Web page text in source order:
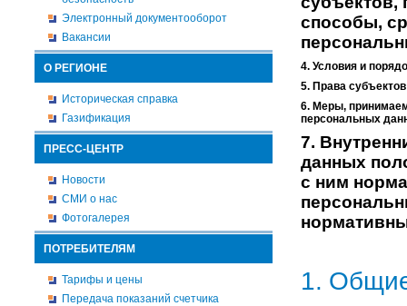
Электронный документооборот
Вакансии
О РЕГИОНЕ
Историческая справка
Газификация
ПРЕСС-ЦЕНТР
Новости
СМИ о нас
Фотогалерея
ПОТРЕБИТЕЛЯМ
Тарифы и цены
Передача показаний счетчика
способы,
4. Условия и
5. Права
6. Меры,
персональных
7.
данных
с ним
1.